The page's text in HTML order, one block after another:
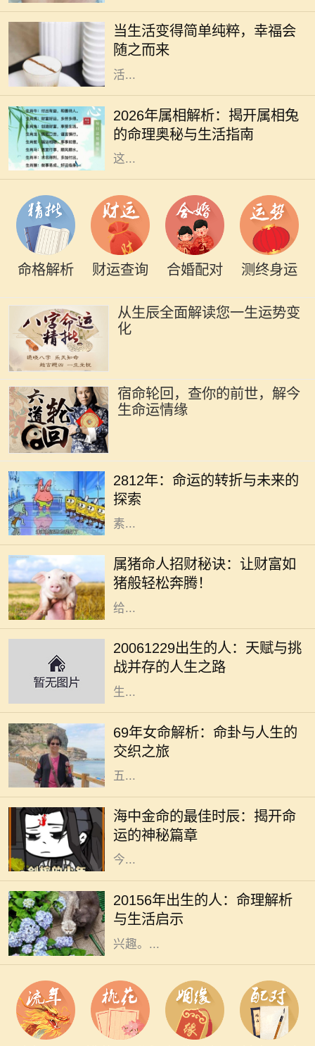
当生活变得简单纯粹，幸福会
随之而来
繁忙的工作和琐事所困扰，渐渐忽略
了生活的本质和内心的需求。或许，
我们都应该停下脚步，思索如何让生
活...
2026年属相解析：揭开属相兔
的命理奥秘与生活指南
2026年是农历兔年，兔子在中国文化
中象征着温柔、灵动和机敏。它不仅
是十二生肖之一，更是一种富有灵性
的生物，代表着和平与希望。对于在
这...
命格解析 财运查询 合婚配对 测终身运
从生辰全面解读您一生运势变
化
宿命轮回，查你的前世，解今
生命运情缘
2812年：命运的转折与未来的
探索
每一个人都将面临巨大的变化。科技
的迅猛发展、环境的恶化、人类思维
方式的转变，都是影响未来的重要因
素...
属猪命人招财秘诀：让财富如
猪般轻松奔腾！
在中国传统文化中，生肖不仅仅是代
表出生年份的一个符号，更是承载着
丰富的文化寓意和信仰。属猪的人性
格温和，诚实善良，慷慨大方，通常
给...
20061229出生的人：天赋与挑
战并存的人生之路
在我们的人生旅途中，每个出生日期
都蕴含着独特的命理密码。对于2006
年12月29日出生的人来说，他们的命
运之路充满了挑战与机遇。这一天出
生...
69年女命解析：命卦与人生的
交织之旅
在中国的传统文化中，命理学一直占
据着重要的地位。特别是对于1969年
出生的女性，她们的命卦具有独特的
含义与特点。69年女命，通常属蛇，
五...
海中金命的最佳时辰：揭开命
运的神秘篇章
在中国传统的命理学中，每个人的命
运都与五行有着密切的关联。海中金
命，作为金命的一种，其蕴含的不仅
是金的特性，还有深厚的文化内涵。
今...
20156年出生的人：命理解析
与生活启示
在中国传统命理学中，出生年份常常
被视为一个人命运的重要标志。
20156年，随着时代的变迁，许多人
对这一年份的命理特征产生了浓厚的
兴趣。...